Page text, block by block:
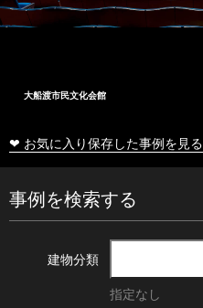
大船渡市民文化会館
❤ お気に入り保存した事例を見る
事例を検索する
建物分類
指定なし